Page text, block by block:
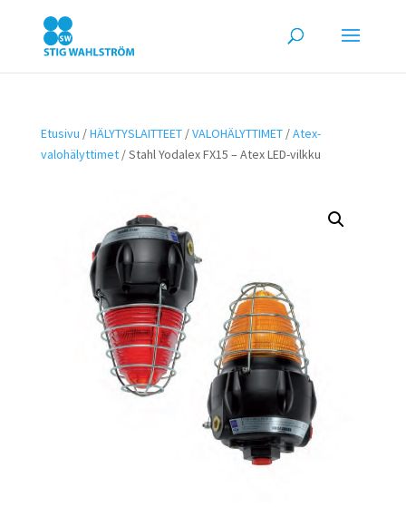
Etusivu /HÄLYTYSLAITTEET/VALOHÄLYTTIMET/Atex-
valohälyttimet/ Stahl Yodalex FX15 – Atex LED-vilkku